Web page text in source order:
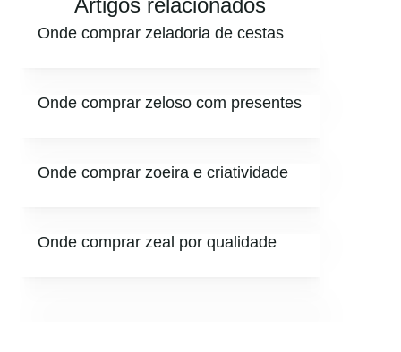
Artigos relacionados
Onde comprar zeladoria de cestas
Onde comprar zeloso com presentes
Onde comprar zoeira e criatividade
Onde comprar zeal por qualidade